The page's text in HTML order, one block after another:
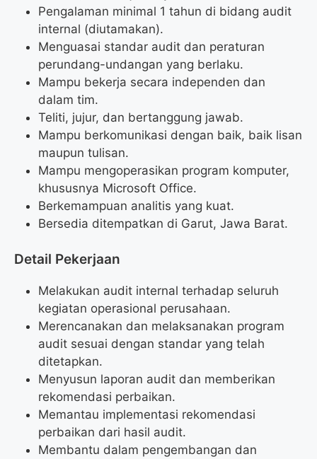
Pengalaman minimal 1 tahun di bidang audit
internal (diutamakan).
Menguasai standar audit dan peraturan
perundang-undangan yang berlaku.
Mampu bekerja secara independen dan
dalam tim.
Teliti, jujur, dan bertanggung jawab.
Mampu berkomunikasi dengan baik, baik lisan
maupun tulisan.
Mampu mengoperasikan program komputer,
khususnya Microsoft Office.
Berkemampuan analitis yang kuat.
Bersedia ditempatkan di Garut, Jawa Barat.
Detail Pekerjaan
Melakukan audit internal terhadap seluruh
kegiatan operasional perusahaan.
Merencanakan dan melaksanakan program
audit sesuai dengan standar yang telah
ditetapkan.
Menyusun laporan audit dan memberikan
rekomendasi perbaikan.
Memantau implementasi rekomendasi
perbaikan dari hasil audit.
Membantu dalam pengembangan dan